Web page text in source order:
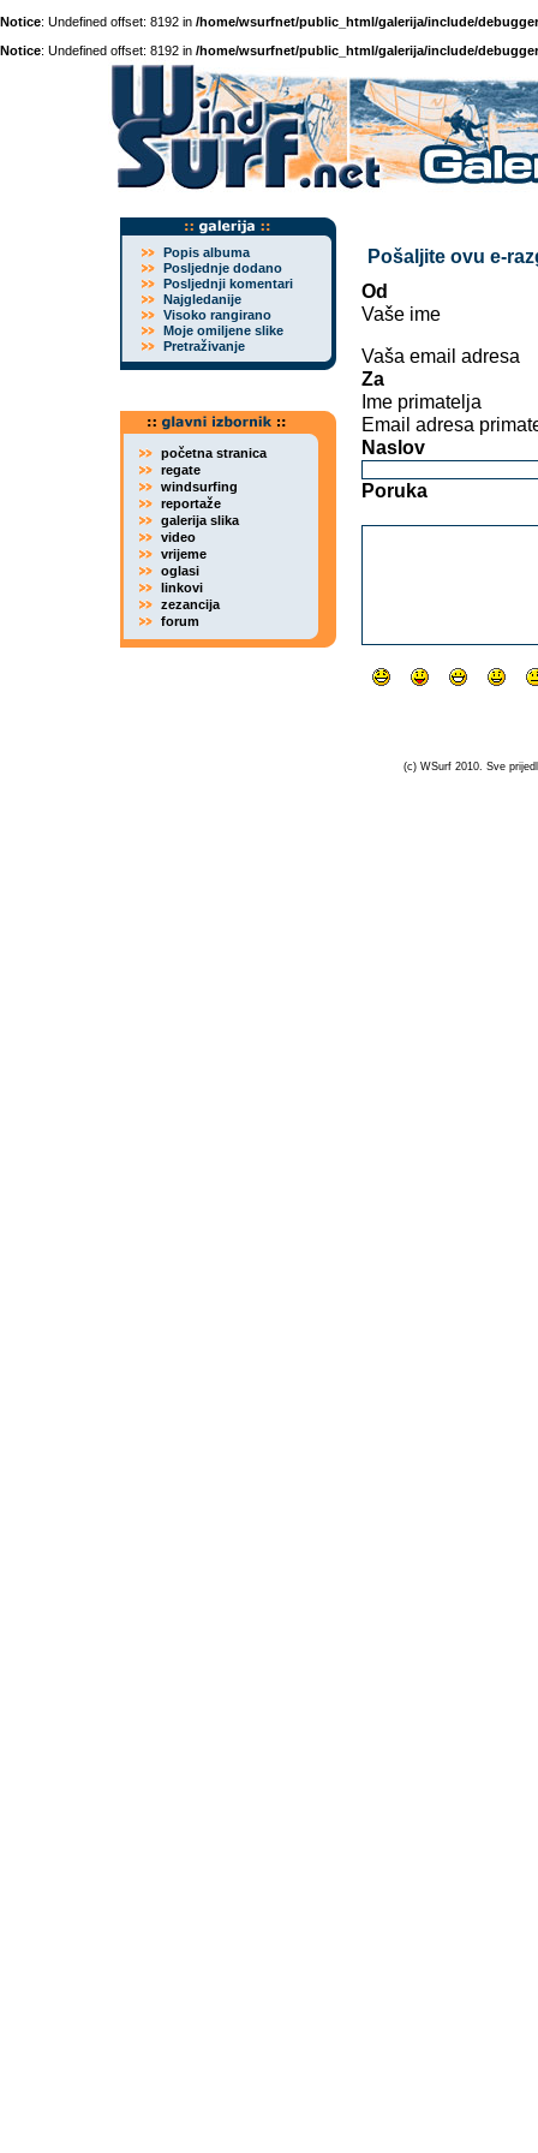
Notice: Undefined offset: 8192 in /home/wsurfnet/public_html/galerija/include/
Notice: Undefined offset: 8192 in /home/wsurfnet/public_html/galerija/include/
Popis albuma
Posljednje dodano
Posljednji komentari
Najgledanije
Visoko rangirano
Moje omiljene slike
Pretraživanje
početna stranica
regate
windsurfing
reportaže
galerija slika
video
vrijeme
oglasi
linkovi
zezancija
forum
Pošaljite ovu e-
Od
Vaše ime
Vaša email adresa
Za
Ime primatelja
Email adresa
Naslov
Poruka
(c) WSurf 2010. Sve